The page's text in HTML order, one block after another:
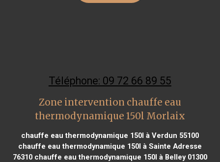
Téléphone: 09 72 66 89 55
Zone intervention chauffe eau
thermodynamique 150l Morlaix
chauffe eau thermodynamique 150l à Verdun 55100
chauffe eau thermodynamique 150l à Sainte Adresse
76310chauffe eau thermodynamique 150l à Belley 01300